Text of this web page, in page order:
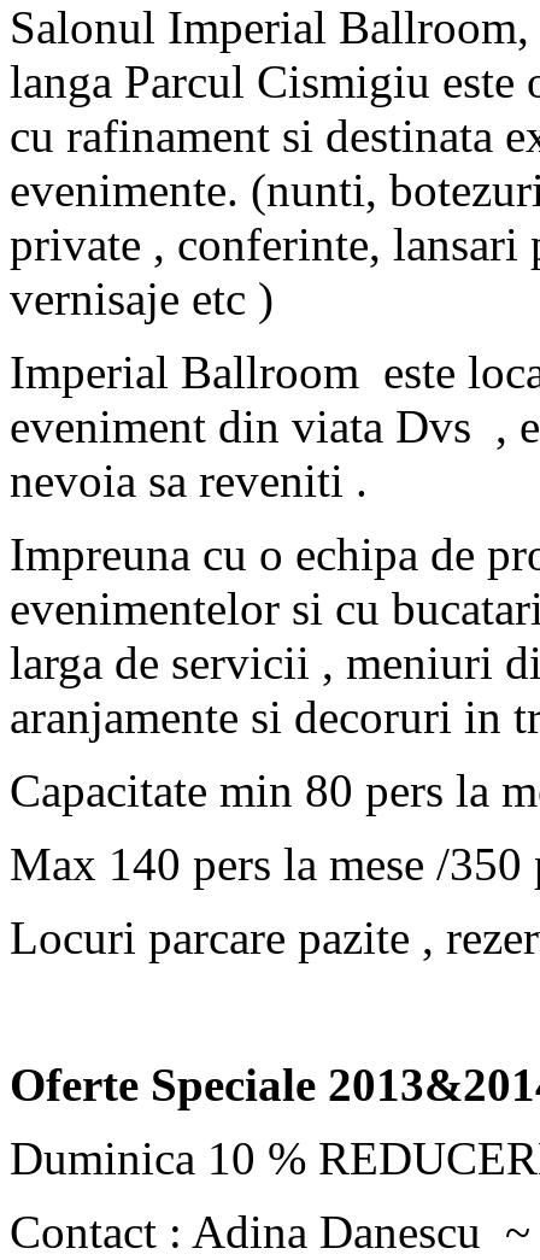
Salonul Imperial
langa Parcul Cismigiu este
cu rafinament si destinata
evenimente. (nunti,
private , conferinte, lansari
vernisaje etc )
Imperial Ballroom este
eveniment din viata Dvs ,
nevoia sa reveniti .
Impreuna cu o echipa de
evenimentelor si cu
larga de servicii , meniuri
aranjamente si decoruri in
Capacitate min 80 pers la
Max 140 pers la mese /
Locuri parcare pazite ,
Oferte Speciale
Duminica 10 %
Contact : Adina Danescu ~